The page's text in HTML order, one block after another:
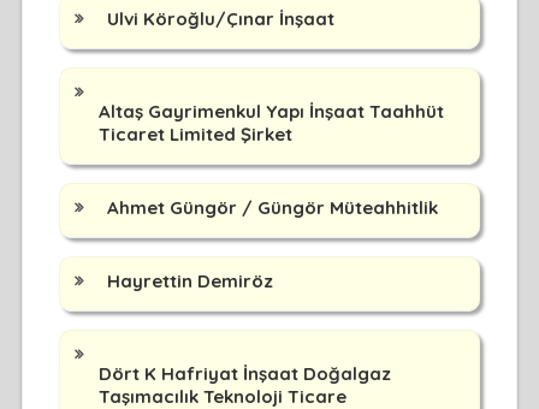
Ulvi Köroğlu/Çınar İnşaat
Altaş Gayrimenkul Yapı İnşaat Taahhüt
Ticaret Limited Şirket
Ahmet Güngör / Güngör Müteahhitlik
Hayrettin Demiröz
Dört K Hafriyat İnşaat Doğalgaz
Taşımacılık Teknoloji Ticare